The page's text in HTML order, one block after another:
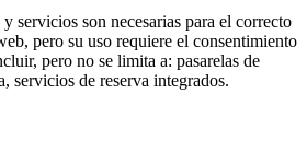
servicios son necesarias para el correcto
pero su uso requiere el consentimiento
pero no se limita a: pasarelas de
servicios de reserva integrados.